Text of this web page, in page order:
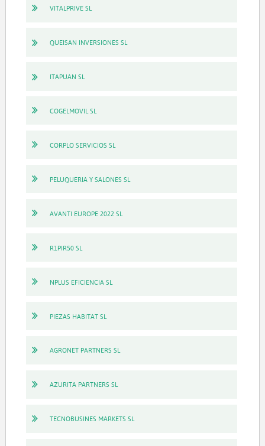
VITALPRIVE SL
QUEISAN INVERSIONES SL
ITAPUAN SL
COGELMOVIL SL
CORPLO SERVICIOS SL
PELUQUERIA Y SALONES SL
AVANTI EUROPE 2022 SL
R1PIR50 SL
NPLUS EFICIENCIA SL
PIEZAS HABITAT SL
AGRONET PARTNERS SL
AZURITA PARTNERS SL
TECNOBUSINES MARKETS SL